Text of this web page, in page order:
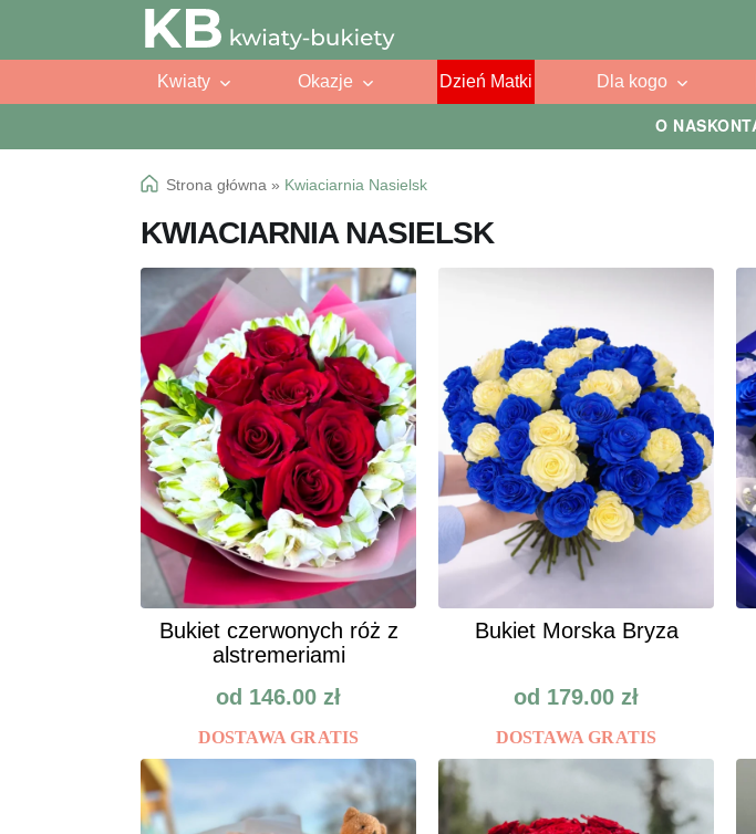
O NAS
Przejdź
do
Przejdź
do
Kwiaty Okazje Dzień Matki Dla kogo
Strona główna » Kwiaciarnia Nasielsk
KWIACIARNIA NASIELSK
Bukiet czerwonych róż z
alstremeriami
od 146.00 zł
DOSTAWA GRATIS
Bukiet Morska Bryza
od 179.00 zł
DOSTAWA GRATIS